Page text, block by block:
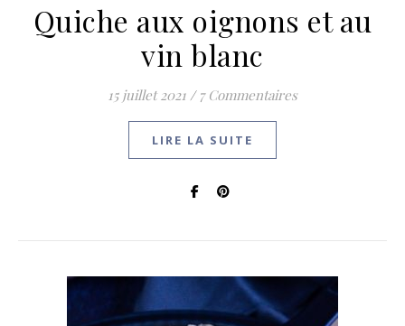
Quiche aux oignons et au
vin blanc
15 juillet 2021 / 7 Commentaires
LIRE LA SUITE